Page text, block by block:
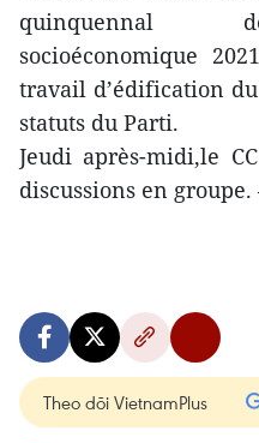
quinquennal
socioéconomique
travail d’édification
statuts du Parti.
Jeudi après-midi,le
discussions en groupe.
Theo dõi VietnamPlus